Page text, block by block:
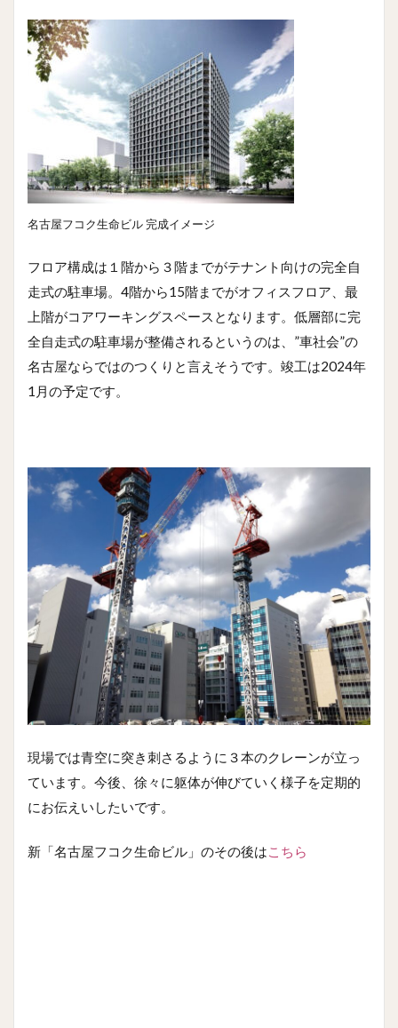
名古屋フコク生命ビル 完成イメージ
フロア構成は１階から３階までがテナント向けの完全自
走式の駐車場。4階から15階までがオフィスフロア、最
上階がコアワーキングスペースとなります。低層部に完
全自走式の駐車場が整備されるというのは、”車社会”の
名古屋ならではのつくりと言えそうです。竣工は2024年
1月の予定です。
現場では青空に突き刺さるように３本のクレーンが立っ
ています。今後、徐々に躯体が伸びていく様子を定期的
にお伝えいしたいです。
新「名古屋フコク生命ビル」のその後は こちら